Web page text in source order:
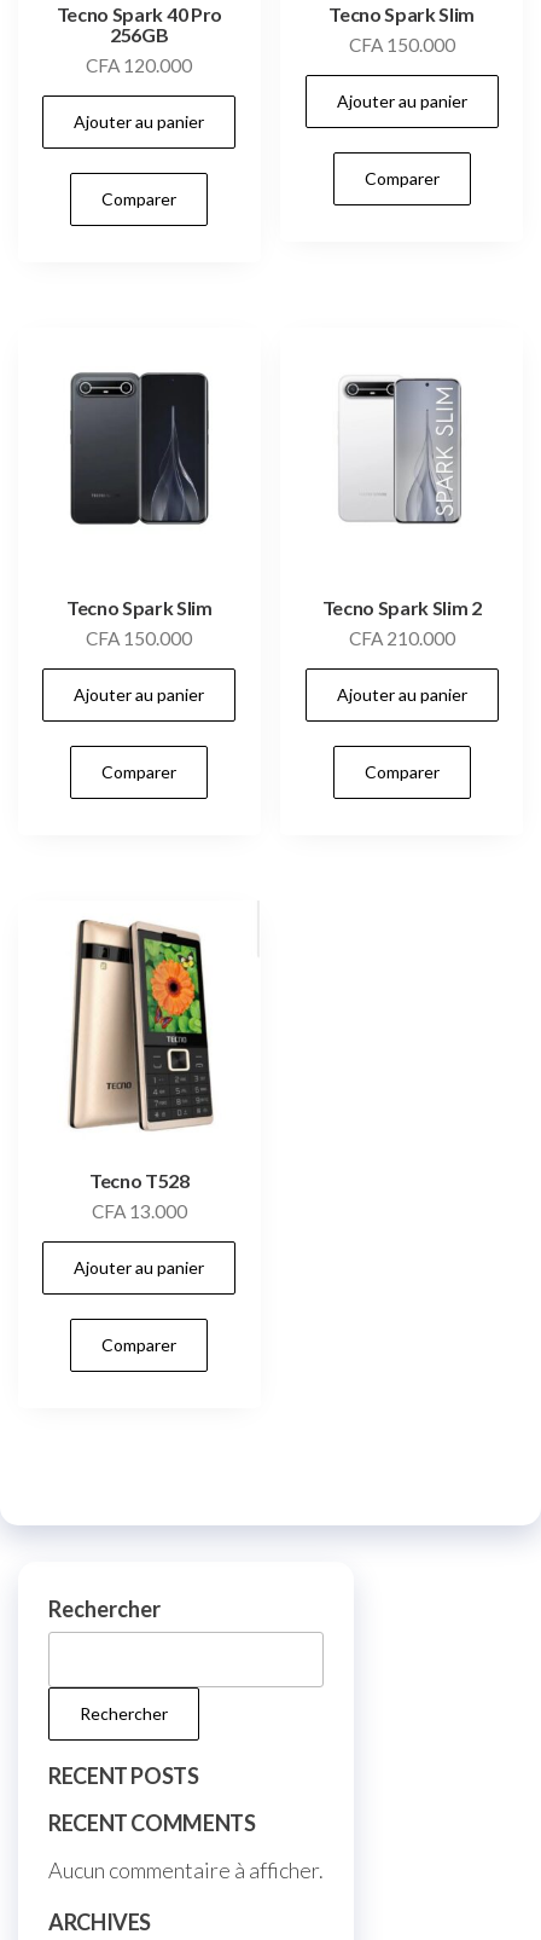
Tecno Spark 40 Pro
256GB
CFA 120.000
Ajouter au panier
Comparer
Tecno Spark Slim
CFA150.000
Ajouter au panier
Comparer
Tecno Spark Slim
CFA 150.000
Ajouter au panier
Comparer
Tecno Spark Slim 2
CFA210.000
Ajouter au panier
Comparer
Tecno T528
CFA13.000
Ajouter au panier
Comparer
Rechercher
Rechercher
RECENT POSTS
RECENT COMMENTS
Aucun commentaire à afficher.
ARCHIVES